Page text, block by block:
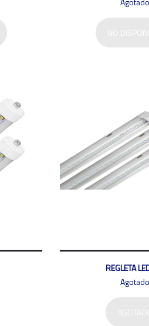
REGLETA
Agotado